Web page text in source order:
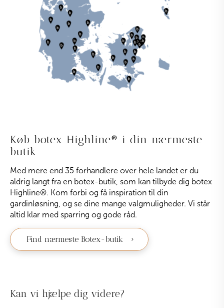
Køb botex Highline® i din nærmeste
butik
Med mere end 35 forhandlere over hele landet er du
aldrig langt fra en botex-butik, som kan tilbyde dig botex
Highline®. Kom forbi og få inspiration til din
gardinløsning, og se dine mange valgmuligheder. Vi står
altid klar med sparring og gode råd.
Find nærmeste Botex-butik
Kan vi hjælpe dig videre?